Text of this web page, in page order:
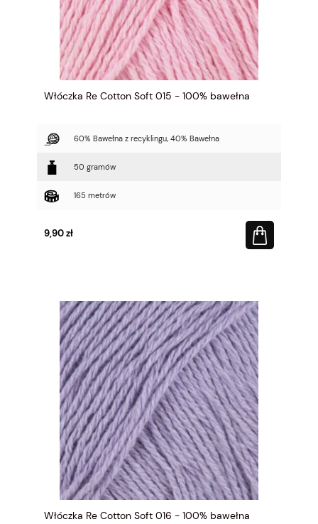
Włóczka Re Cotton Soft 015 - 100% bawełna
60% Bawełna z recyklingu, 40% Bawełna
50 gramów
165 metrów
9,90 zł
Włóczka Re Cotton Soft 016 - 100% bawełna